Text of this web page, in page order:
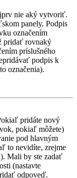
nie aký vytvoriť.
panely. Podpis
označením
pridať rovnaký
príslušného
podpis k
označenia).
pridáte nový
pokiaľ môžete)
pod hlavným
to nevidíte, zrejme
Mali by ste zadať
(nastavte
odpoveď.